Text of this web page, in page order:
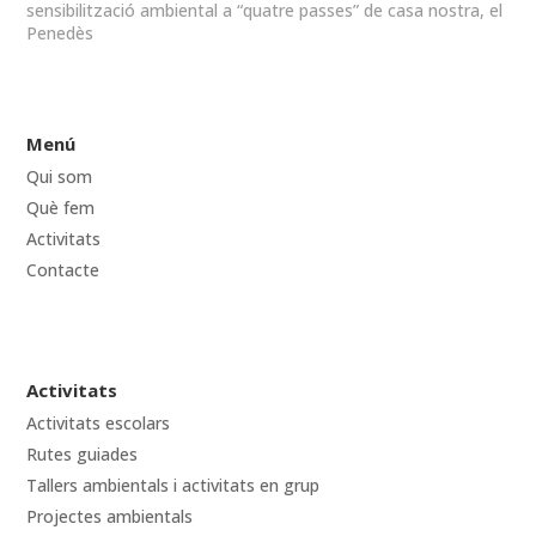
sensibilització ambiental a “quatre passes” de casa nostra, el
Penedès
Menú
Qui som
Què fem
Activitats
Contacte
Activitats
Activitats escolars
Rutes guiades
Tallers ambientals i activitats en grup
Projectes ambientals